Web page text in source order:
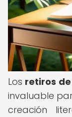
Los retiros
invaluable
creación